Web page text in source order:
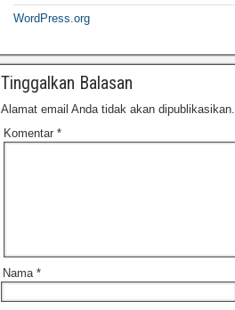
WordPress.org
Tinggalkan Balasan
Alamat email Anda tidak akan dipublikasikan.
Komentar *
Nama *